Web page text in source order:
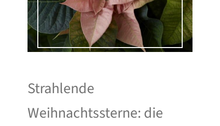
Strahlende
Weihnachtssterne: die